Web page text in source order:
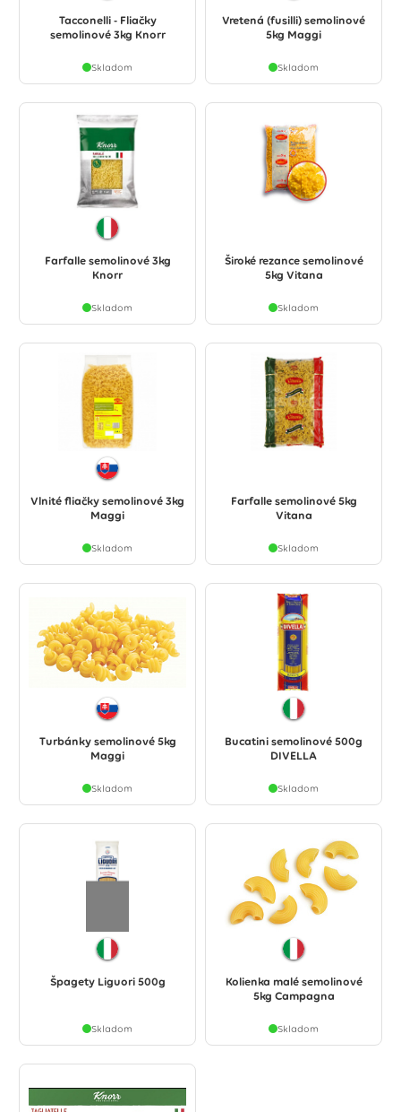
Tacconelli - Fliačky
semolinové 3kg Knorr
Skladom
Vretená (fusilli) semolinové
5kg Maggi
Skladom
Farfalle semolinové 3kg
Knorr
Skladom
Široké rezance semolinové
5kg Vitana
Skladom
Vlnité fliačky semolinové 3kg
Maggi
Skladom
Farfalle semolinové 5kg
Vitana
Skladom
Turbánky semolinové 5kg
Maggi
Skladom
Bucatini semolinové 500g
DIVELLA
Skladom
Špagety Liguori 500g
Skladom
Kolienka malé semolinové
5kg Campagna
Skladom